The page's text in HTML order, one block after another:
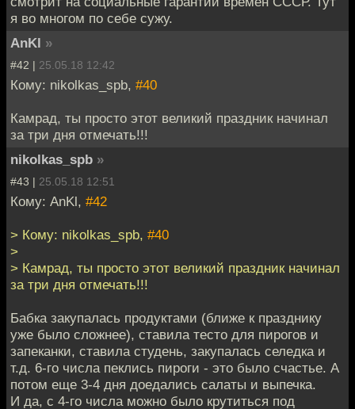
я во многом по себе сужу.
AnKl »
#42 | 25.05.18 12:42
Кому: nikolkas_spb, #40
Камрад, ты просто этот великий праздник начинал
за три дня отмечать!!!
nikolkas_spb »
#43 | 25.05.18 12:51
Кому: AnKl, #42
> Кому: nikolkas_spb, #40
>
> Камрад, ты просто этот великий праздник начинал
за три дня отмечать!!!
Бабка закупалась продуктами (ближе к празднику
уже было сложнее), ставила тесто для пирогов и
запеканки, ставила студень, закупалась селедка и
т.д. 6-го числа пеклись пироги - это было счастье. А
потом еще 3-4 дня доедались салаты и выпечка.
И да, с 4-го числа можно было крутиться под